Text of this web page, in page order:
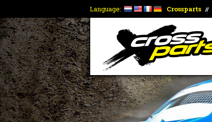
Language: Crossparts //